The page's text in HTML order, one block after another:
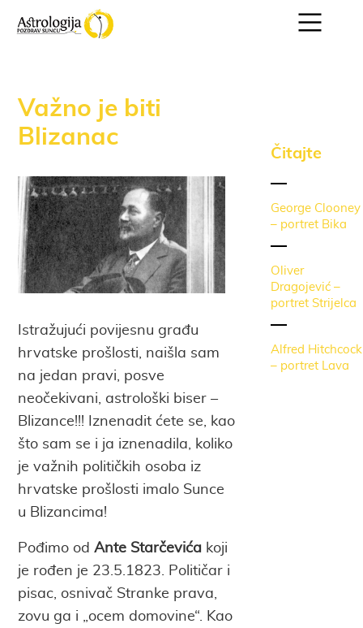
Važno je biti
Blizanac
Istražujući povijesnu građu
hrvatske prošlosti, naišla sam
na jedan pravi, posve
neočekivani, astrološki biser –
Blizance!!! Iznenadit ćete se, kao
što sam se i ja iznenadila, koliko
je važnih političkih osoba iz
hrvatske prošlosti imalo Sunce
u Blizancima!
Pođimo odAnte Starčevića koji
je rođen je 23.5.1823. Političar i
pisac, osnivač Stranke prava,
zovu ga i „ocem domovine“. Kao
Čitajte
George Clooney
– portret Bika
Oliver
Dragojević –
portret Strijelca
Alfred Hitchcock
– portret Lava